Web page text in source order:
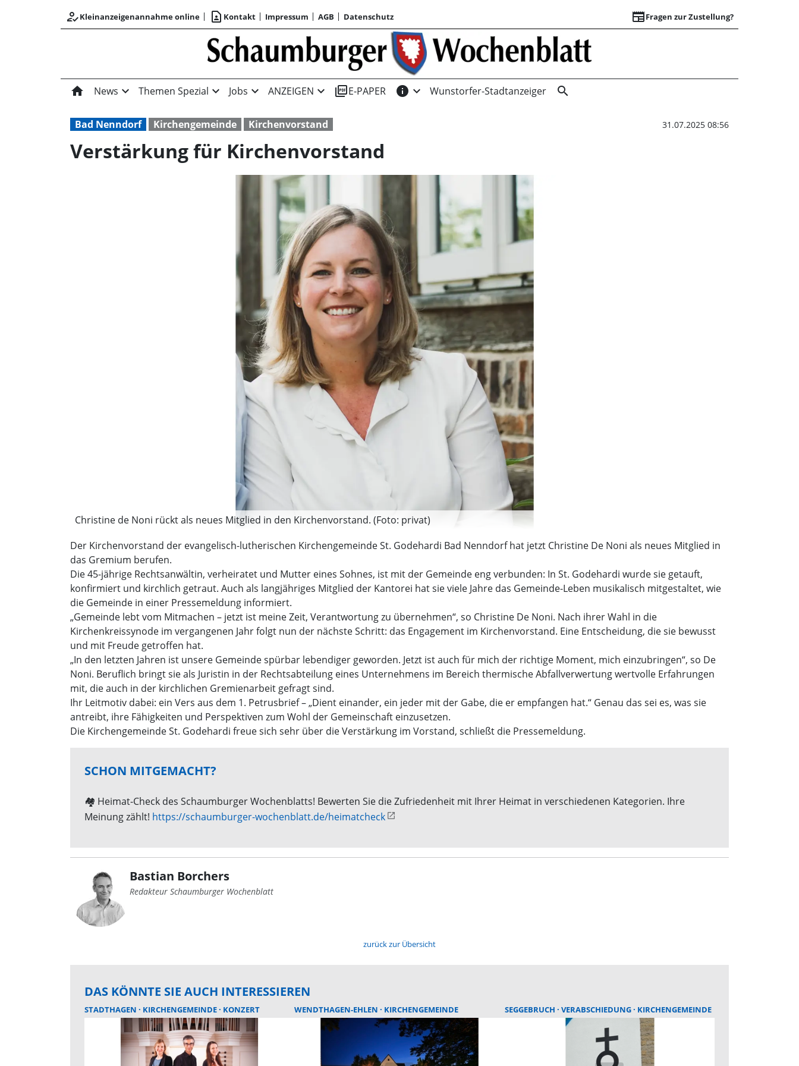
how_to_regKleinanzeigenannahme online contact_page Kontakt Impressum AGB Datenschutz newspaperFragen zur Zustellung?
Verstärkung für
home News expand_more Themen Spezial expand_more Jobs expand_more ANZEIGEN expand_more picture_as_pdfE-PAPER info expand_more Wunstorfer-Stadtanzeiger search
Bad Nenndorf Kirchengemeinde Kirchenvorstand 31.07.2025 08:56
Verstärkung für Kirchenvorstand
Christine de Noni rückt als neues Mitglied in den Kirchenvorstand. (Foto: privat)
Der Kirchenvorstand der evangelisch-lutherischen Kirchengemeinde St. Godehardi Bad Nenndorf hat jetzt Christine De Noni als neues Mitglied in
das Gremium berufen.
Die 45-jährige Rechtsanwältin, verheiratet und Mutter eines Sohnes, ist mit der Gemeinde eng verbunden: In St. Godehardi wurde sie getauft,
konfirmiert und kirchlich getraut. Auch als langjähriges Mitglied der Kantorei hat sie viele Jahre das Gemeinde-Leben musikalisch mitgestaltet, wie
die Gemeinde in einer Pressemeldung informiert.
„Gemeinde lebt vom Mitmachen – jetzt ist meine Zeit, Verantwortung zu übernehmen“, so Christine De Noni. Nach ihrer Wahl in die
Kirchenkreissynode im vergangenen Jahr folgt nun der nächste Schritt: das Engagement im Kirchenvorstand. Eine Entscheidung, die sie bewusst
und mit Freude getroffen hat.
„In den letzten Jahren ist unsere Gemeinde spürbar lebendiger geworden. Jetzt ist auch für mich der richtige Moment, mich einzubringen“, so De
Noni. Beruflich bringt sie als Juristin in der Rechtsabteilung eines Unternehmens im Bereich thermische Abfallverwertung wertvolle Erfahrungen
mit, die auch in der kirchlichen Gremienarbeit gefragt sind.
Ihr Leitmotiv dabei: ein Vers aus dem 1. Petrusbrief – „Dient einander, ein jeder mit der Gabe, die er empfangen hat.“ Genau das sei es, was sie
antreibt, ihre Fähigkeiten und Perspektiven zum Wohl der Gemeinschaft einzusetzen.
Die Kirchengemeinde St. Godehardi freue sich sehr über die Verstärkung im Vorstand, schließt die Pressemeldung.
SCHON MITGEMACHT?
🏘️ Heimat-Check des Schaumburger Wochenblatts! Bewerten Sie die Zufriedenheit mit Ihrer Heimat in verschiedenen Kategorien. Ihre
Meinung zählt! https://schaumburger-wochenblatt.de/heimatcheck
Bastian Borchers
Redakteur Schaumburger Wochenblatt
zurück zur Übersicht
DAS KÖNNTE SIE AUCH INTERESSIEREN
STADTHAGEN KIRCHENGEMEINDE KONZERT WENDTHAGEN-EHLEN KIRCHENGEMEINDE SEGGEBRUCH VERABSCHIEDUNG KIRCHENGEMEINDE